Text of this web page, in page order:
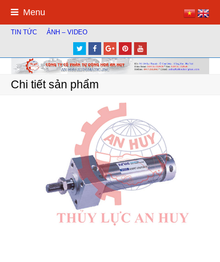
Menu
TIN TỨC ẢNH – VIDEO
TwitterFacebook
Google
Plus
Pinterest
Chi tiết sản phẩm